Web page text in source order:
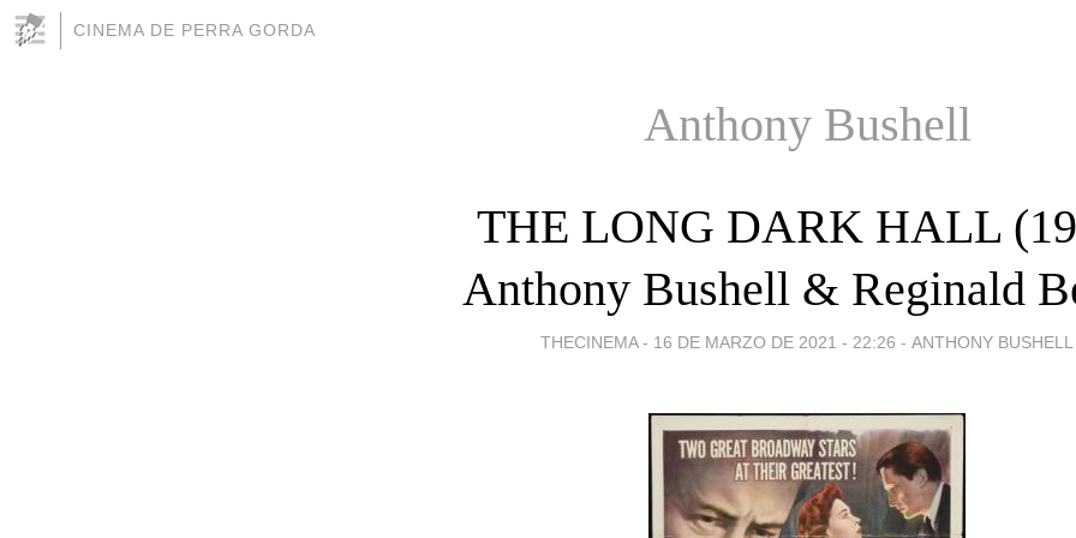
CINEMA DE PERRA GORDA
Anthony Bushell
THE LONG DARK HALL
Anthony Bushell & Reginald
THECINEMA - 16 DE MARZO DE 2021 - 22:26 - ANTHONY BUSHELL